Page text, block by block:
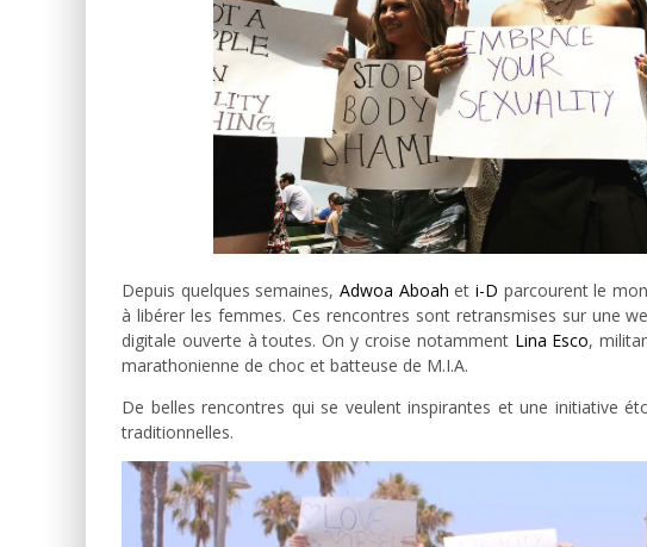
Depuis quelques semaines, Adwoa Aboah eti-D parcourent le
à libérer les femmes. Ces rencontres sont retransmises sur une
digitale ouverte à toutes. On y croise notamment Lina Esco,
marathonienne de choc et batteuse de M.I.A.
De belles rencontres qui se veulent inspirantes et une initiative
traditionnelles.